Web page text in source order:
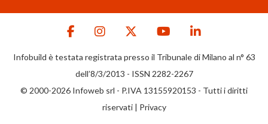
Infobuild è testata registrata presso il Tribunale di Milano al n° 63
dell’8/3/2013 - ISSN 2282-2267
© 2000-2026 Infoweb srl - P.IVA 13155920153 - Tutti i diritti
riservati | Privacy